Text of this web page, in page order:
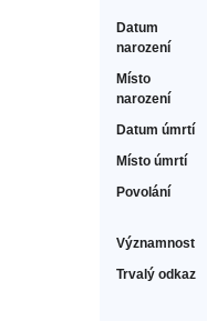
Datum
narození
Místo
narození
Datum úmrtí
Místo úmrtí
Povolání
Významnost
Trvalý odkaz